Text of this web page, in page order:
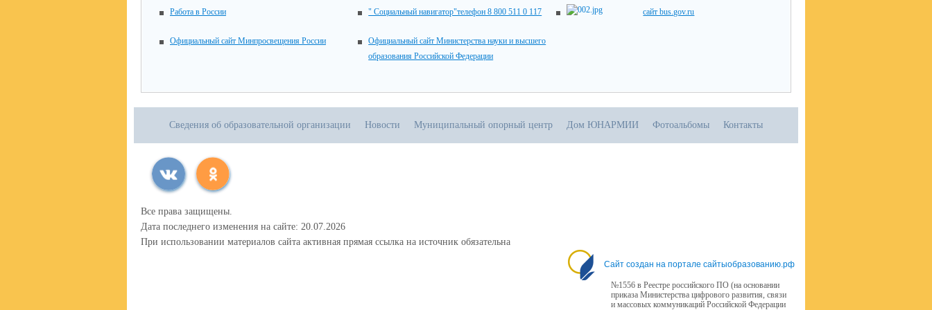
Работа в России " Социальный навигатор"телефон 8 800 511 0 117 сайт bus.gov.ru
Официальный сайт Минпросвещения России
Официальный сайт Министерства науки и высшего
образования Российской Федерации
Сведения об образовательной организации Новости Муниципальный опорный центр Дом ЮНАРМИИ Фотоальбомы Контакты
Все права защищены.
Дата последнего изменения на сайте: 20.07.2026
При использовании материалов сайта активная прямая ссылка на источник обязательна
Сайт создан на портале сайтыобразованию.рф
№1556 в Реестре российского ПО (на основании
приказа Министерства цифрового развития, связи
и массовых коммуникаций Российской Федерации